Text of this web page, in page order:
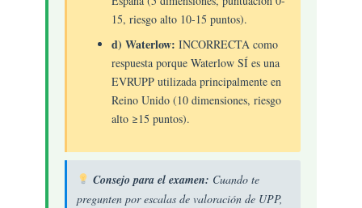
15, riesgo alto 10-15 puntos).
d) Waterlow: INCORRECTA como
respuesta porque Waterlow SÍ es una
EVRUPP utilizada principalmente en
Reino Unido (10 dimensiones, riesgo
alto ≥15 puntos).
Consejo para el examen: Cuando te
pregunten por escalas de valoración de UPP,